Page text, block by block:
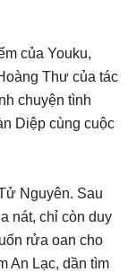
của Youku,
Thư của tác
chuyện tình
Diệp cùng cuộc
Nguyên. Sau
nát, chỉ còn duy
rửa oan cho
An Lạc, dần tìm